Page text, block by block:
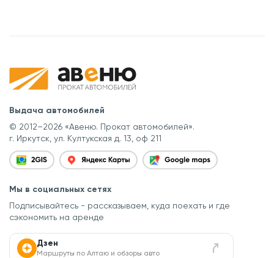
Выдача автомобилей
© 2012–2026 «Авеню. Прокат автомобилей».
г. Иркутск, ул. Култукская д. 13, оф 211
Мы в социальных сетях
Подписывайтесь - рассказываем, куда поехать и где
сэкономить на аренде
Дзен
Маршруты по Алтаю и обзоры авто